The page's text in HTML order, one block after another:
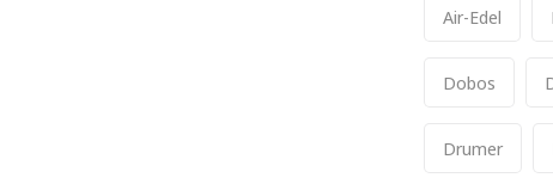
Air-Edel
Dobos
Drumer